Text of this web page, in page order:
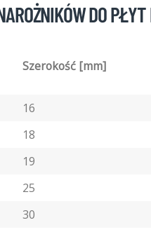
DO PŁYT
Szerokość [mm]
16
18
19
25
30